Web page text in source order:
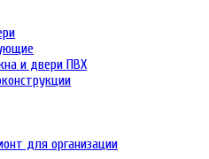
и двери ПВХ
для организации